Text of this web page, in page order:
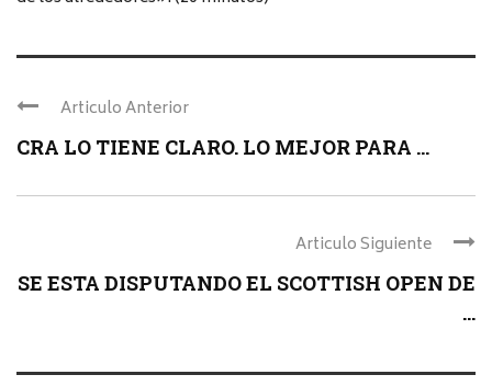
Articulo Anterior
CRA LO TIENE CLARO. LO MEJOR PARA ...
Articulo Siguiente
SE ESTA DISPUTANDO EL SCOTTISH OPEN DE
...